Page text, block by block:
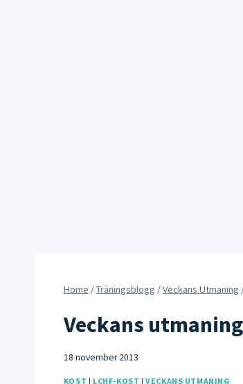
Home /Träningsblogg /Veckans Utmaning
Veckans
18 november 2013
KOST | LCHF-KOST |VECKANS UTMANING